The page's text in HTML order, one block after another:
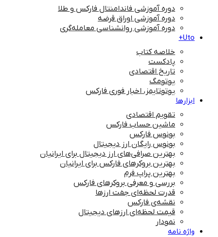
دوره آموزشی فاندامنتال فارکس و طلا
دوره آموزشی اوراق قرضه
دوره آموزشی روانشناسی معامله‌گری
Uto+
خلاصه کتاب
پادکست
تاریخ اقتصادی
یوتومگ
یوتوتایمز، اخبار فوری فارکس
ابزارها
تقویم اقتصادی
ماشین حساب فارکس
بونوس فارکس
بونوس رایگان ارز دیجیتال
بهترین صرافی‌های ارز دیجیتال برای ایرانیان
بهترین بروکرهای فارکس برای ایرانیان
بهترین پراپ‌ فرم
بررسی و معرفی بروکرهای فارکس
قدرت لحظه‌ای جفت ارزها
نقشه‌ی فارکس
قیمت لحظه‌ای ارزهای دیجیتال
نمودار
واژه نامه